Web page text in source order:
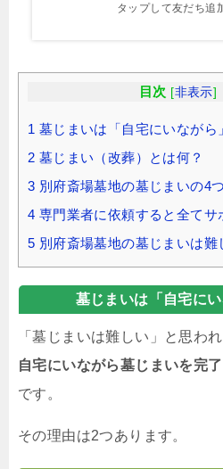
タップして友だち追
目次 [非表示]
1 墓じまいは「自宅にいながら
2 墓じまい（改葬）とは何？
3 別府斎場墓地の墓じまいの4
4 専門業者に依頼すると全てサ
5 別府斎場墓地の墓じまいは難
墓じまいは「自宅に
「墓じまいは難しい」と思わ
自宅にいながら墓じまいを完
です。
その理由は2つあります。